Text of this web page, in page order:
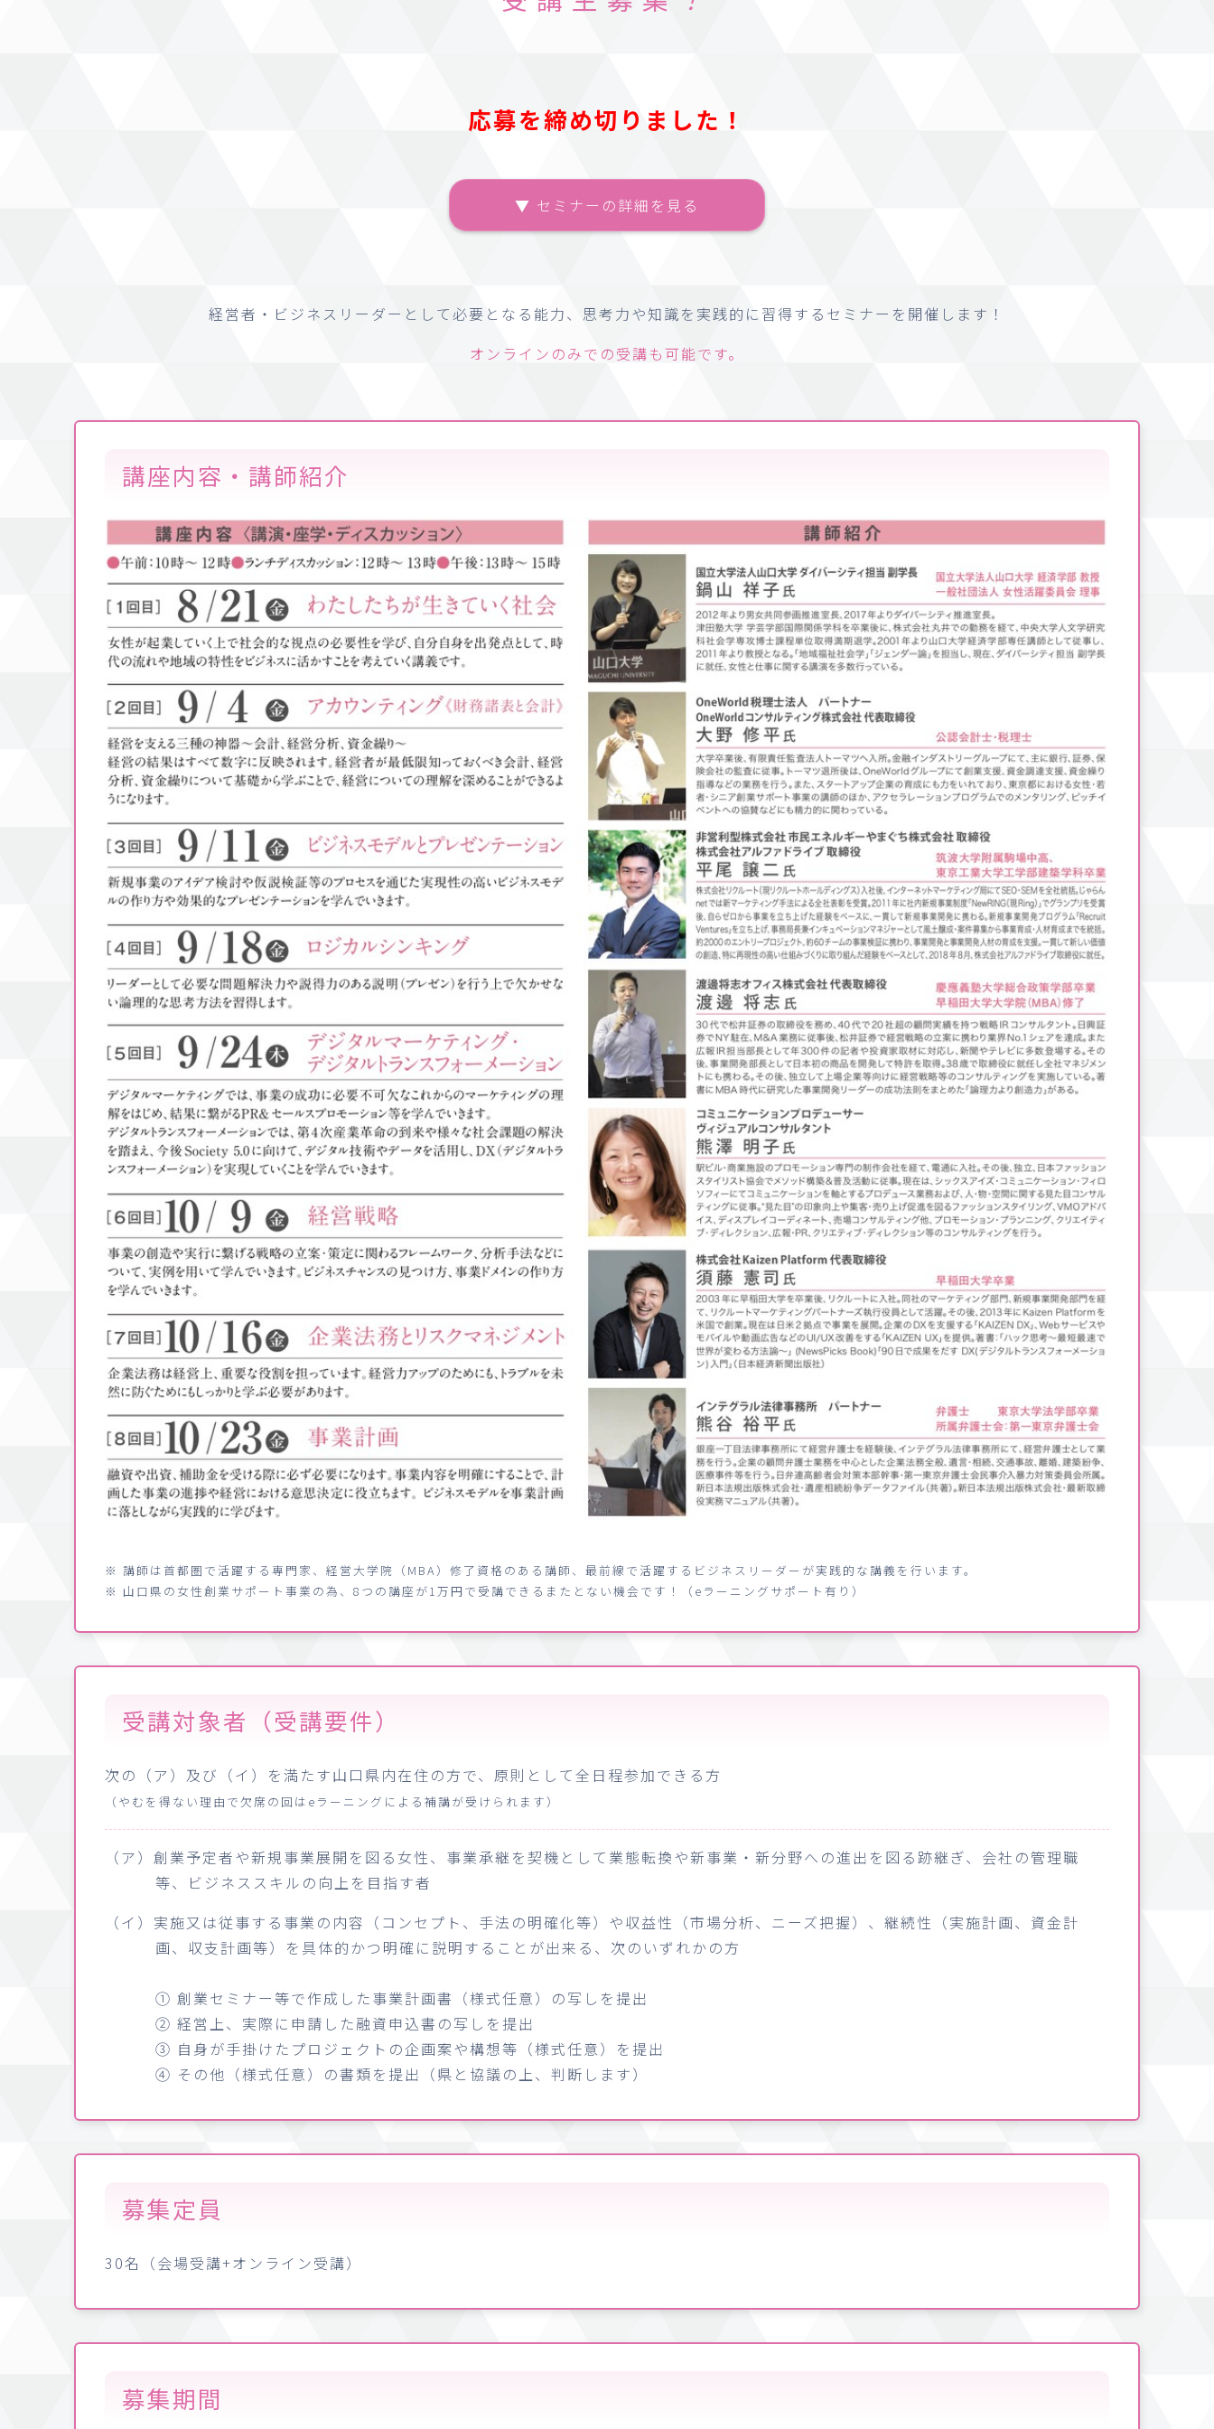
応募を締め切りました！
▼ セミナーの詳細を見る
経営者・ビジネスリーダーとして必要となる能力、 思考力や知識を実践的に習得するセミナーを開催します！
オンラインのみでの受講も可能です。
講座内容・講師紹介
※ 講師は首都圏で活躍する専門家、経営大学院（MBA）修了資格のある講師、最前線で活躍するビジネスリーダーが実践的な講義を行います。
※ 山口県の女性創業サポート事業の為、8つの講座が1万円で受講できるまたとない機会です！（eラーニングサポート有り）
受講対象者（受講要件）
次の（ア）及び（イ）を満たす山口県内在住の方で、原則として全日程参加できる方
（やむを得ない理由で欠席の回はeラーニングによる補講が受けられます）
（ア）創業予定者や新規事業展開を図る女性、事業承継を契機として業態転換や新事業・新分野への進出を図る跡継ぎ、会社の管理職
等、ビジネススキルの向上を目指す者
（イ）実施又は従事する事業の内容（コンセプト、手法の明確化等）や収益性（市場分析、ニーズ把握）、継続性（実施計画、資金計
画、収支計画等）を具体的かつ明確に説明することが出来る、次のいずれかの方
① 創業セミナー等で作成した事業計画書（様式任意）の写しを提出
② 経営上、実際に申請した融資申込書の写しを提出
③ 自身が手掛けたプロジェクトの企画案や構想等（様式任意）を提出
④ その他（様式任意）の書類を提出（県と協議の上、判断します）
募集定員
30名（会場受講+オンライン受講）
募集期間